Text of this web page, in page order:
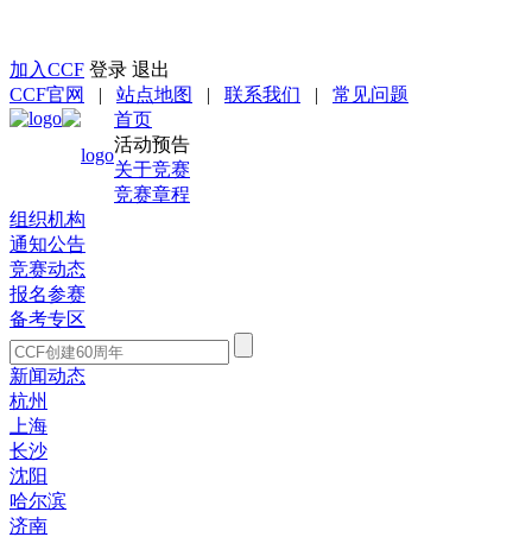
加入CCF 登录 退出
CCF官网
| 站点地图 | 联系我们 | 常见问题
首页
活动预告
关于竞赛
竞赛章程
组织机构
通知公告
竞赛动态
报名参赛
备考专区
新闻动态
杭州
上海
长沙
沈阳
哈尔滨
济南